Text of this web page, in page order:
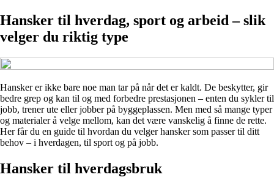
Hansker til hverdag, sport og arbeid – slik
velger du riktig type
Hansker er ikke bare noe man tar på når det er kaldt. De beskytter, gir
bedre grep og kan til og med forbedre prestasjonen – enten du sykler til
jobb, trener ute eller jobber på byggeplassen. Men med så mange typer
og materialer å velge mellom, kan det være vanskelig å finne de rette.
Her får du en guide til hvordan du velger hansker som passer til ditt
behov – i hverdagen, til sport og på jobb.
Hansker til hverdagsbruk